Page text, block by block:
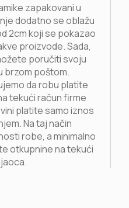
zapakovani u
dodatno se oblažu
2cm koji se pokazao
proizvode. Sada,
poručiti svoju
brzom poštom.
da robu platite
tekući račun firme
platite samo iznos
Na taj način
robe, a minimalno
otkupnine na tekući